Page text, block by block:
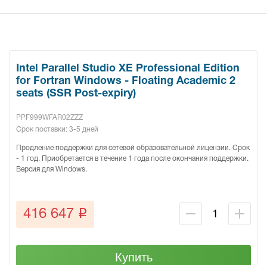
Intel Parallel Studio XE Professional Edition
for Fortran Windows - Floating Academic 2
seats (SSR Post-expiry)
PPF999WFAR02ZZZ
Срок поставки: 3-5 дней
Продление поддержки для сетевой образовательной лицензии. Срок
- 1 год. Приобретается в течение 1 года после окончания поддержки.
Версия для Windows.
416 647 q
Купить